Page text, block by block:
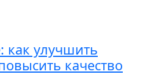
как улучшить
качество